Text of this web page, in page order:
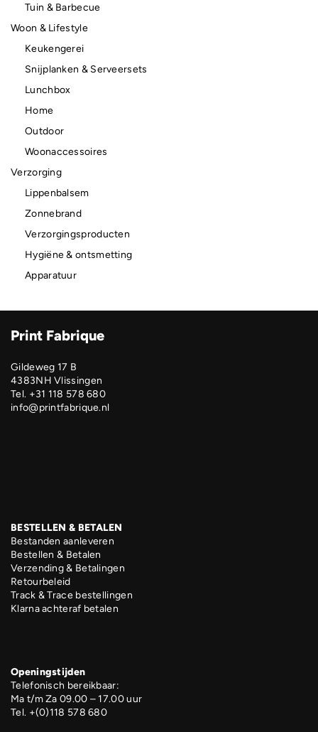
Tuin & Barbecue
Woon & Lifestyle
Keukengerei
Snijplanken & Serveersets
Lunchbox
Home
Outdoor
Woonaccessoires
Verzorging
Lippenbalsem
Zonnebrand
Verzorgingsproducten
Hygiëne & ontsmetting
Apparatuur
Print Fabrique
Gildeweg 17 B
4383NH Vlissingen
Tel. +31 118 578 680
info@printfabrique.nl
BESTELLEN & BETALEN
Bestanden aanleveren
Bestellen & Betalen
Verzending & Betalingen
Retourbeleid
Track & Trace bestellingen
Klarna achteraf betalen
Openingstijden
Telefonisch bereikbaar:
Ma t/m Za 09.00 – 17.00 uur
Tel. +(0)118 578 680